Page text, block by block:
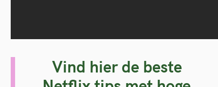
Vind hier de beste